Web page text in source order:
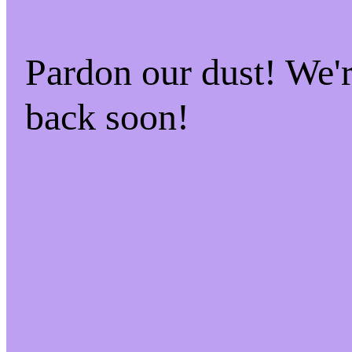
Pardon our dust!
back soon!